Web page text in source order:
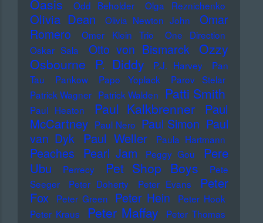
Oasis Odd Beholder Olga Reznichenko
Olivia Dean Olivia Newton John
Omar
Romero
Omer Klein Trio
One Direction
Oskar Sala
Otto von Bismarck Ozzy
Osbourne
P. Diddy P.J. Harvey
Pan
Tau
Pankow Papo Yoplack
Parov Stelar
Patrick Wagner Patrick Walden Patti Smith
Paul Heaton Paul Kalkbrenner
Paul
McCartney Paul Nero Paul Simon Paul
van Dyk Paul Weller Paula Hartmann
Peaches Pearl Jam Peggy Gou
Pere
Ubu
Perrecy Pet Shop Boys
Pete
Seeger
Peter Doherty Peter Evans
Peter
Fox
Peter Green Peter Hein
Peter Hook
Peter Kraus
Peter Maffay
Peter Thomas